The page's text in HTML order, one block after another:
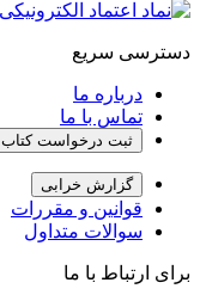
دسترسی سریع
درباره ما
تماس با ما
ثبت درخواست کتاب
گزارش خرابی
قوانین و مقررات
سوالات متداول
برای ارتباط با ما